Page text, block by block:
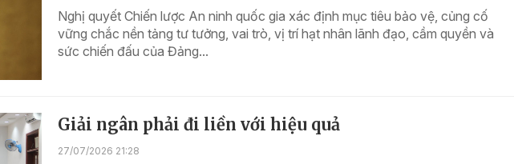
Nghị quyết Chiến lược An ninh quốc gia xác định mục tiêu bảo vệ, củng cố
vững chắc nền tảng tư tưởng, vai trò, vị trí hạt nhân lãnh đạo, cầm quyền và
sức chiến đấu của Đảng...
Giải ngân phải đi liền với hiệu quả
27/07/2026 21:28